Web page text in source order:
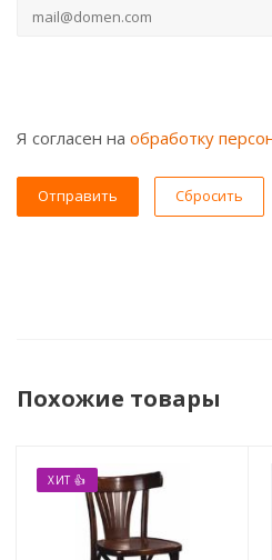
Я согласен на обработку
Сбросить
Похожие товары
ХИТ 👍